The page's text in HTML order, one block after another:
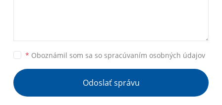
* Oboznámil som sa so spracúvaním osobných údajov
Odoslať správu